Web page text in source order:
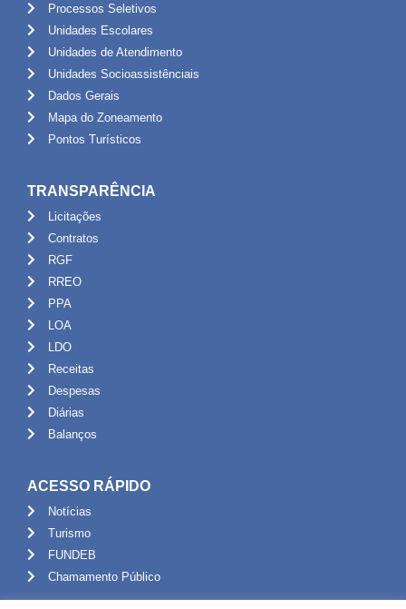
Processos Seletivos
Unidades Escolares
Unidades de Atendimento
Unidades Socioassistênciais
Dados Gerais
Mapa do Zoneamento
Pontos Turísticos
TRANSPARÊNCIA
Licitações
Contratos
RGF
RREO
PPA
LOA
LDO
Receitas
Despesas
Diárias
Balanços
ACESSO RÁPIDO
Notícias
Turismo
FUNDEB
Chamamento Público